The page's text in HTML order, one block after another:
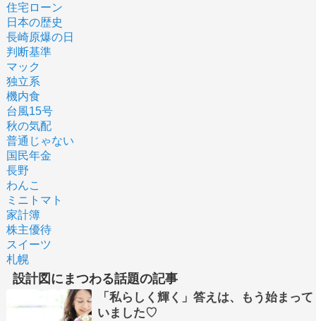
住宅ローン
日本の歴史
長崎原爆の日
判断基準
マック
独立系
機内食
台風15号
秋の気配
普通じゃない
国民年金
長野
わんこ
ミニトマト
家計簿
株主優待
スイーツ
札幌
設計図にまつわる話題の記事
「私らしく輝く」答えは、もう始まって
いました♡